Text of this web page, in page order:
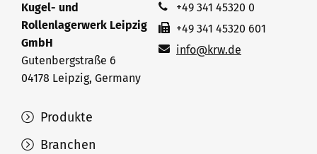
Produkte
Branchen
Kugel- und
Rollenlagerwerk Leipzig
GmbH
Gutenbergstraße 6
04178 Leipzig, Germany
+49 341 45320 0
+49 341 45320 601
info@krw.de